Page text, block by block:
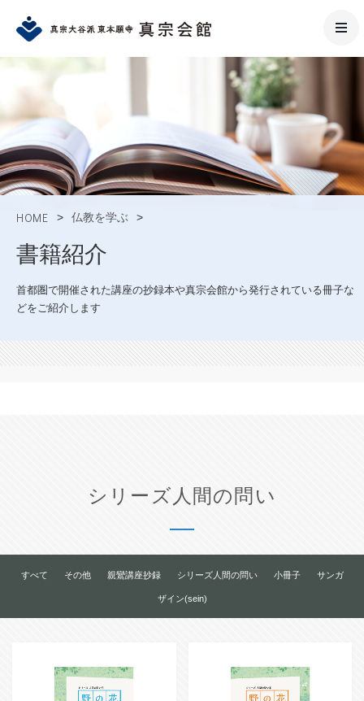
HOME > 仏教を学ぶ >
書籍紹介
首都圏で開催された講座の抄録本や真宗会館から発行されている冊子な
どをご紹介します
シリーズ人間の問い
すべて その他 親鸞講座抄録 シリーズ人間の問い 小冊子 サンガ
ザイン(sein)